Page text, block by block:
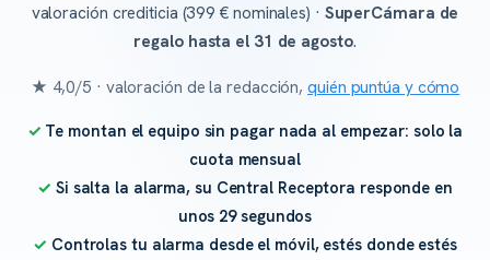
valoración crediticia (399 € nominales) · SuperCámara de
regalo hasta el 31 de agosto.
★ 4,0/5 · valoración de la redacción,quién puntúa y cómo
Te montan el equipo sin pagar nada al empezar: solo la
cuota mensual
Si salta la alarma, su Central Receptora responde en
unos 29 segundos
Controlas tu alarma desde el móvil, estés donde estés